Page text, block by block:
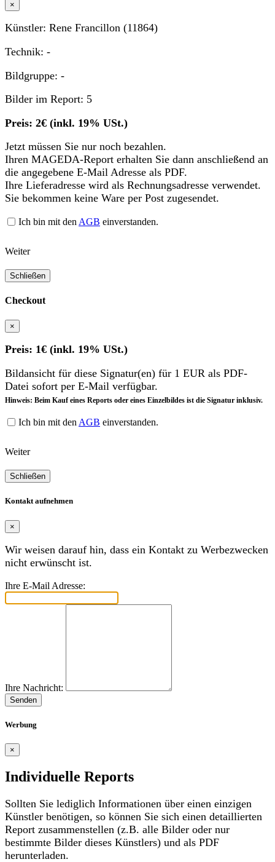
×
Künstler: Rene Francillon (11864)
Technik: -
Bildgruppe: -
Bilder im Report: 5
Preis: 2€ (inkl. 19% USt.)
Jetzt müssen Sie nur noch bezahlen.
Ihren MAGEDA-Report erhalten Sie dann anschließend an
die angegebene E-Mail Adresse als PDF.
Ihre Lieferadresse wird als Rechnungsadresse verwendet.
Sie bekommen keine Ware per Post zugesendet.
Ich bin mit den AGB einverstanden.
Weiter
Schließen
Checkout
×
Preis: 1€ (inkl. 19% USt.)
Bildansicht für diese Signatur(en) für 1 EUR als PDF-
Datei sofort per E-Mail verfügbar.
Hinweis: Beim Kauf eines Reports oder eines Einzelbildes ist die Signatur inklusiv.
Ich bin mit den AGB einverstanden.
Weiter
Schließen
Kontakt aufnehmen
×
Wir weisen darauf hin, dass ein Kontakt zu Werbezwecken
nicht erwünscht ist.
Ihre E-Mail Adresse:
Ihre Nachricht:
Senden
Werbung
×
Individuelle Reports
Sollten Sie lediglich Informationen über einen einzigen
Künstler benötigen, so können Sie sich einen detaillierten
Report zusammenstellen (z.B. alle Bilder oder nur
bestimmte Bilder dieses Künstlers) und als PDF
herunterladen.